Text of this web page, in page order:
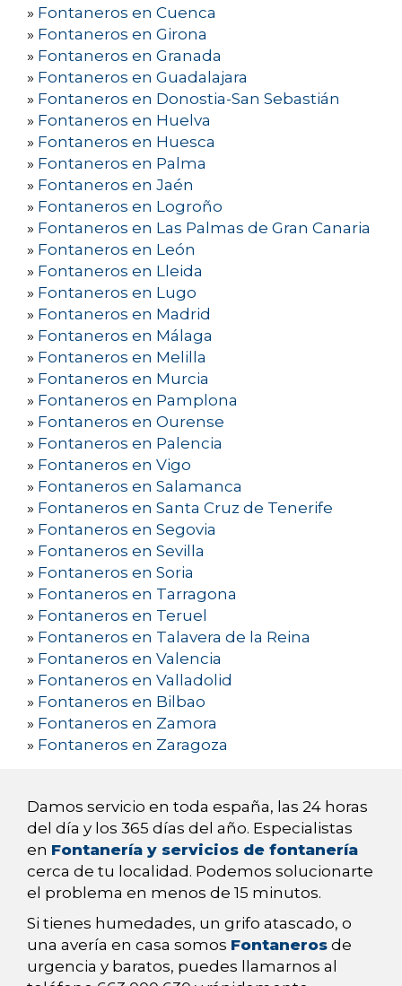
» Fontaneros en Cuenca
» Fontaneros en Girona
» Fontaneros en Granada
» Fontaneros en Guadalajara
» Fontaneros en Donostia-San Sebastián
» Fontaneros en Huelva
» Fontaneros en Huesca
» Fontaneros en Palma
» Fontaneros en Jaén
» Fontaneros en Logroño
» Fontaneros en Las Palmas de Gran Canaria
» Fontaneros en León
» Fontaneros en Lleida
» Fontaneros en Lugo
» Fontaneros en Madrid
» Fontaneros en Málaga
» Fontaneros en Melilla
» Fontaneros en Murcia
» Fontaneros en Pamplona
» Fontaneros en Ourense
» Fontaneros en Palencia
» Fontaneros en Vigo
» Fontaneros en Salamanca
» Fontaneros en Santa Cruz de Tenerife
» Fontaneros en Segovia
» Fontaneros en Sevilla
» Fontaneros en Soria
» Fontaneros en Tarragona
» Fontaneros en Teruel
» Fontaneros en Talavera de la Reina
» Fontaneros en Valencia
» Fontaneros en Valladolid
» Fontaneros en Bilbao
» Fontaneros en Zamora
» Fontaneros en Zaragoza
Damos servicio en toda españa, las 24 horas
del día y los 365 días del año. Especialistas
en Fontanería y servicios de fontanería
cerca de tu localidad. Podemos solucionarte
el problema en menos de 15 minutos.
Si tienes humedades, un grifo atascado, o
una avería en casa somos Fontaneros de
urgencia y baratos, puedes llamarnos al